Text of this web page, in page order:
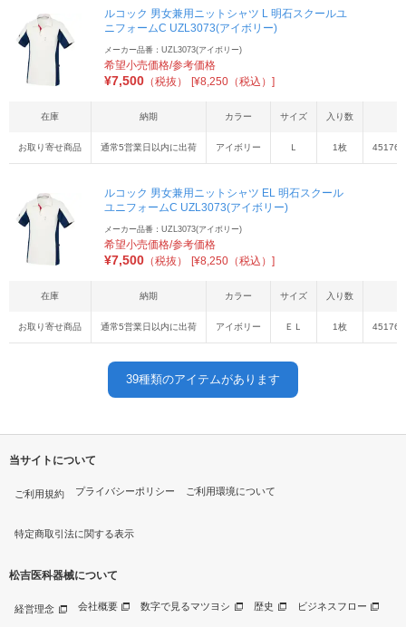
ルコック 男女兼用ニットシャツ L 明石スクールユ
ニフォームC UZL3073(アイボリー)
メーカー品番：UZL3073(アイボリー)
希望小売価格/参考価格
¥7,500 （税抜） [¥8,250（税込）]
在庫 納期 カラー サイズ 入り数
お取り寄せ商品 通常5営業日以内に出荷 アイボリー Ｌ 1枚
ルコック 男女兼用ニットシャツ EL 明石スクール
ユニフォームC UZL3073(アイボリー)
メーカー品番：UZL3073(アイボリー)
希望小売価格/参考価格
¥7,500 （税抜） [¥8,250（税込）]
在庫 納期 カラー サイズ 入り数
お取り寄せ商品 通常5営業日以内に出荷 アイボリー ＥＬ 1枚
39種類のアイテムがあります
当サイトについて
ご利用規約 プライバシーポリシー ご利用環境について
特定商取引法に関する表示
松吉医科器械について
経営理念 会社概要 数字で見るマツヨシ 歴史 ビジネスフロー